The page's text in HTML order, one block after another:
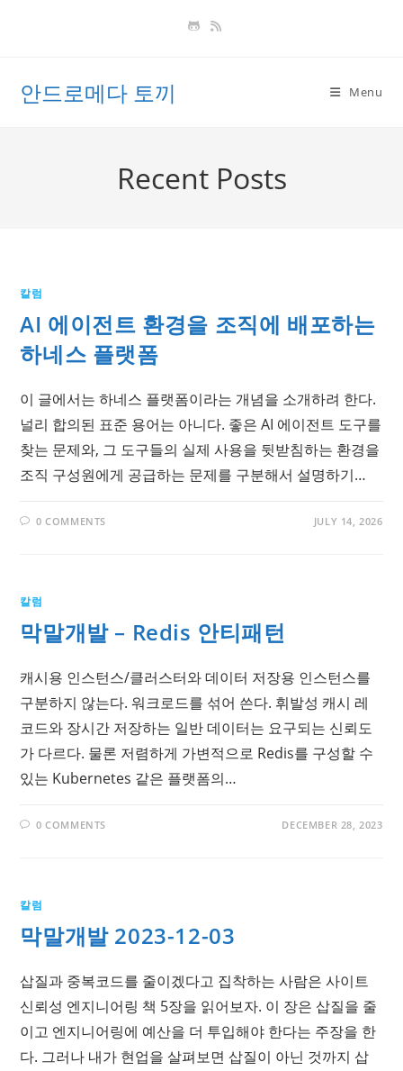
안드로메다 토끼 Menu
Recent Posts
칼럼
AI 에이전트 환경을 조직에 배포하는
하네스 플랫폼
이 글에서는 하네스 플랫폼이라는 개념을 소개하려 한다.
널리 합의된 표준 용어는 아니다. 좋은 AI 에이전트 도구를
찾는 문제와, 그 도구들의 실제 사용을 뒷받침하는 환경을
조직 구성원에게 공급하는 문제를 구분해서 설명하기…
0 COMMENTS JULY 14, 2026
칼럼
막말개발 – Redis 안티패턴
캐시용 인스턴스/클러스터와 데이터 저장용 인스턴스를
구분하지 않는다. 워크로드를 섞어 쓴다. 휘발성 캐시 레
코드와 장시간 저장하는 일반 데이터는 요구되는 신뢰도
가 다르다. 물론 저렴하게 가변적으로 Redis를 구성할 수
있는 Kubernetes 같은 플랫폼의…
0 COMMENTS DECEMBER 28, 2023
칼럼
막말개발 2023-12-03
삽질과 중복코드를 줄이겠다고 집착하는 사람은 사이트
신뢰성 엔지니어링 책 5장을 읽어보자. 이 장은 삽질을 줄
이고 엔지니어링에 예산을 더 투입해야 한다는 주장을 한
다. 그러나 내가 현업을 살펴보면 삽질이 아닌 것까지 삽